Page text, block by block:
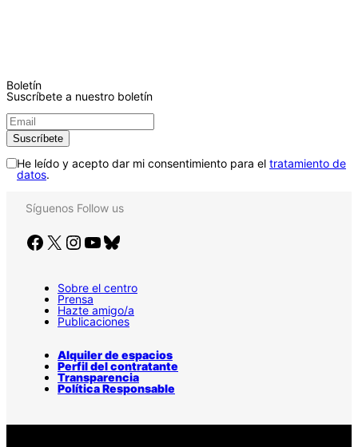
Boletín
Suscríbete a nuestro boletín
He leído y acepto dar mi consentimiento para el tratamiento de
datos.
Síguenos Follow us
Facebook X Instagram YouTube Bluesky
Sobre el centro
Prensa
Hazte amigo/a
Publicaciones
Alquiler de espacios
Perfil del contratante
Transparencia
Política Responsable